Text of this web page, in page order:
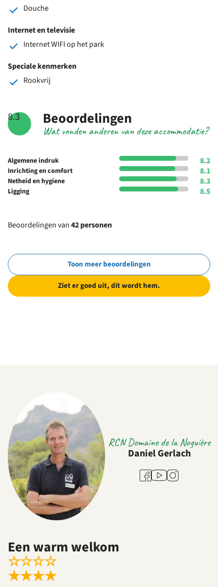
Douche
Internet en televisie
Internet WIFI op het park
Speciale kenmerken
Rookvrij
8.3
Wat vonden anderen van deze accommodatie?
Beoordelingen
Algemene indruk 8.2
Inrichting en comfort 8.1
Netheid en hygiene 8.3
Ligging 8.5
Beoordelingen van42 personen
Toon meer beoordelingen
Ziet er goed uit, dit wordt hem.
RCN Domaine de la Noguière
Daniel Gerlach
Facebook
YoutubeInstagram
Een warm welkom
☆☆☆☆
★★★★